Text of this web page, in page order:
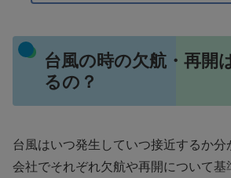
台風の時の欠航・再開
るの？
台風はいつ発生していつ接近するか分
会社でそれぞれ欠航や再開について基